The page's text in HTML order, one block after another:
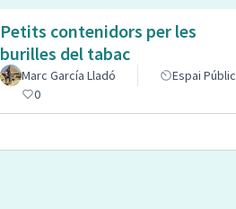
Petits contenidors per les
burilles del tabac
Marc García Lladó Espai Públic
0